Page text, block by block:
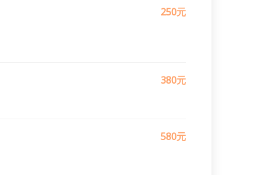
250元
380元
580元